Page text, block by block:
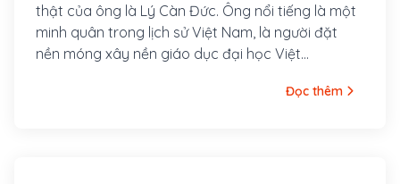
thật của ông là Lý Càn Đức. Ông nổi tiếng là một
minh quân trong lịch sử Việt Nam, là người đặt
nền móng xây nền giáo dục đại học Việt
Đọc thêm